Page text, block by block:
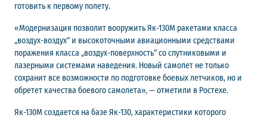
готовить к первому полету.
«Модернизация позволит вооружить Як-130М ракетами класса
„воздух-воздух“ и высокоточными авиационными средствами
поражения класса „воздух-поверхность“ со спутниковыми и
лазерными системами наведения. Новый самолет не только
сохранит все возможности по подготовке боевых летчиков, но и
обретет качества боевого самолета», — отметили в Ростехе.
Як-130М создается на базе Як-130, характеристики которого